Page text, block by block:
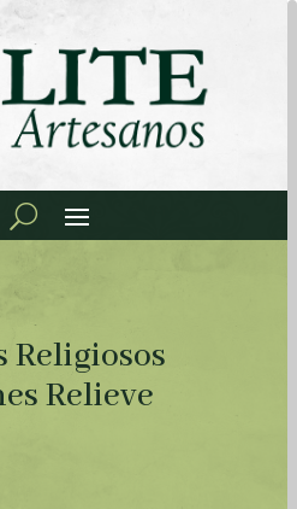
Religiosos
Relieve